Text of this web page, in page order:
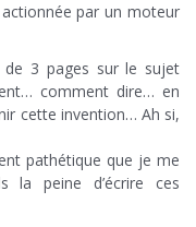
actionnée par un moteur
de 3 pages sur le sujet
comment dire… en
cette invention… Ah si,
pathétique que je me
la peine d’écrire ces